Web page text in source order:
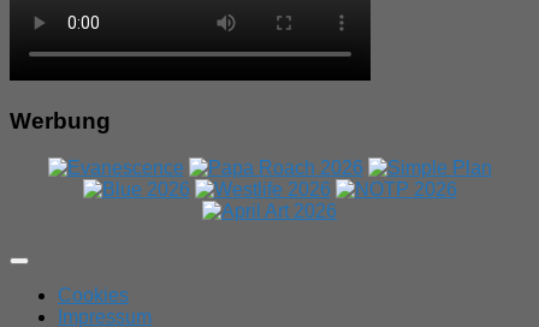
Werbung
Expand
Cookies
Impressum